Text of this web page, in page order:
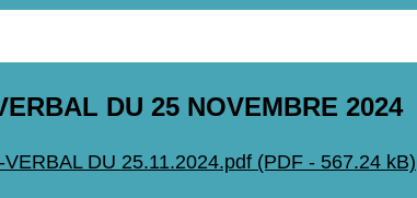
DU 25 NOVEMBRE 2024
DU 25.11.2024.pdf (PDF - 567.24 kB)